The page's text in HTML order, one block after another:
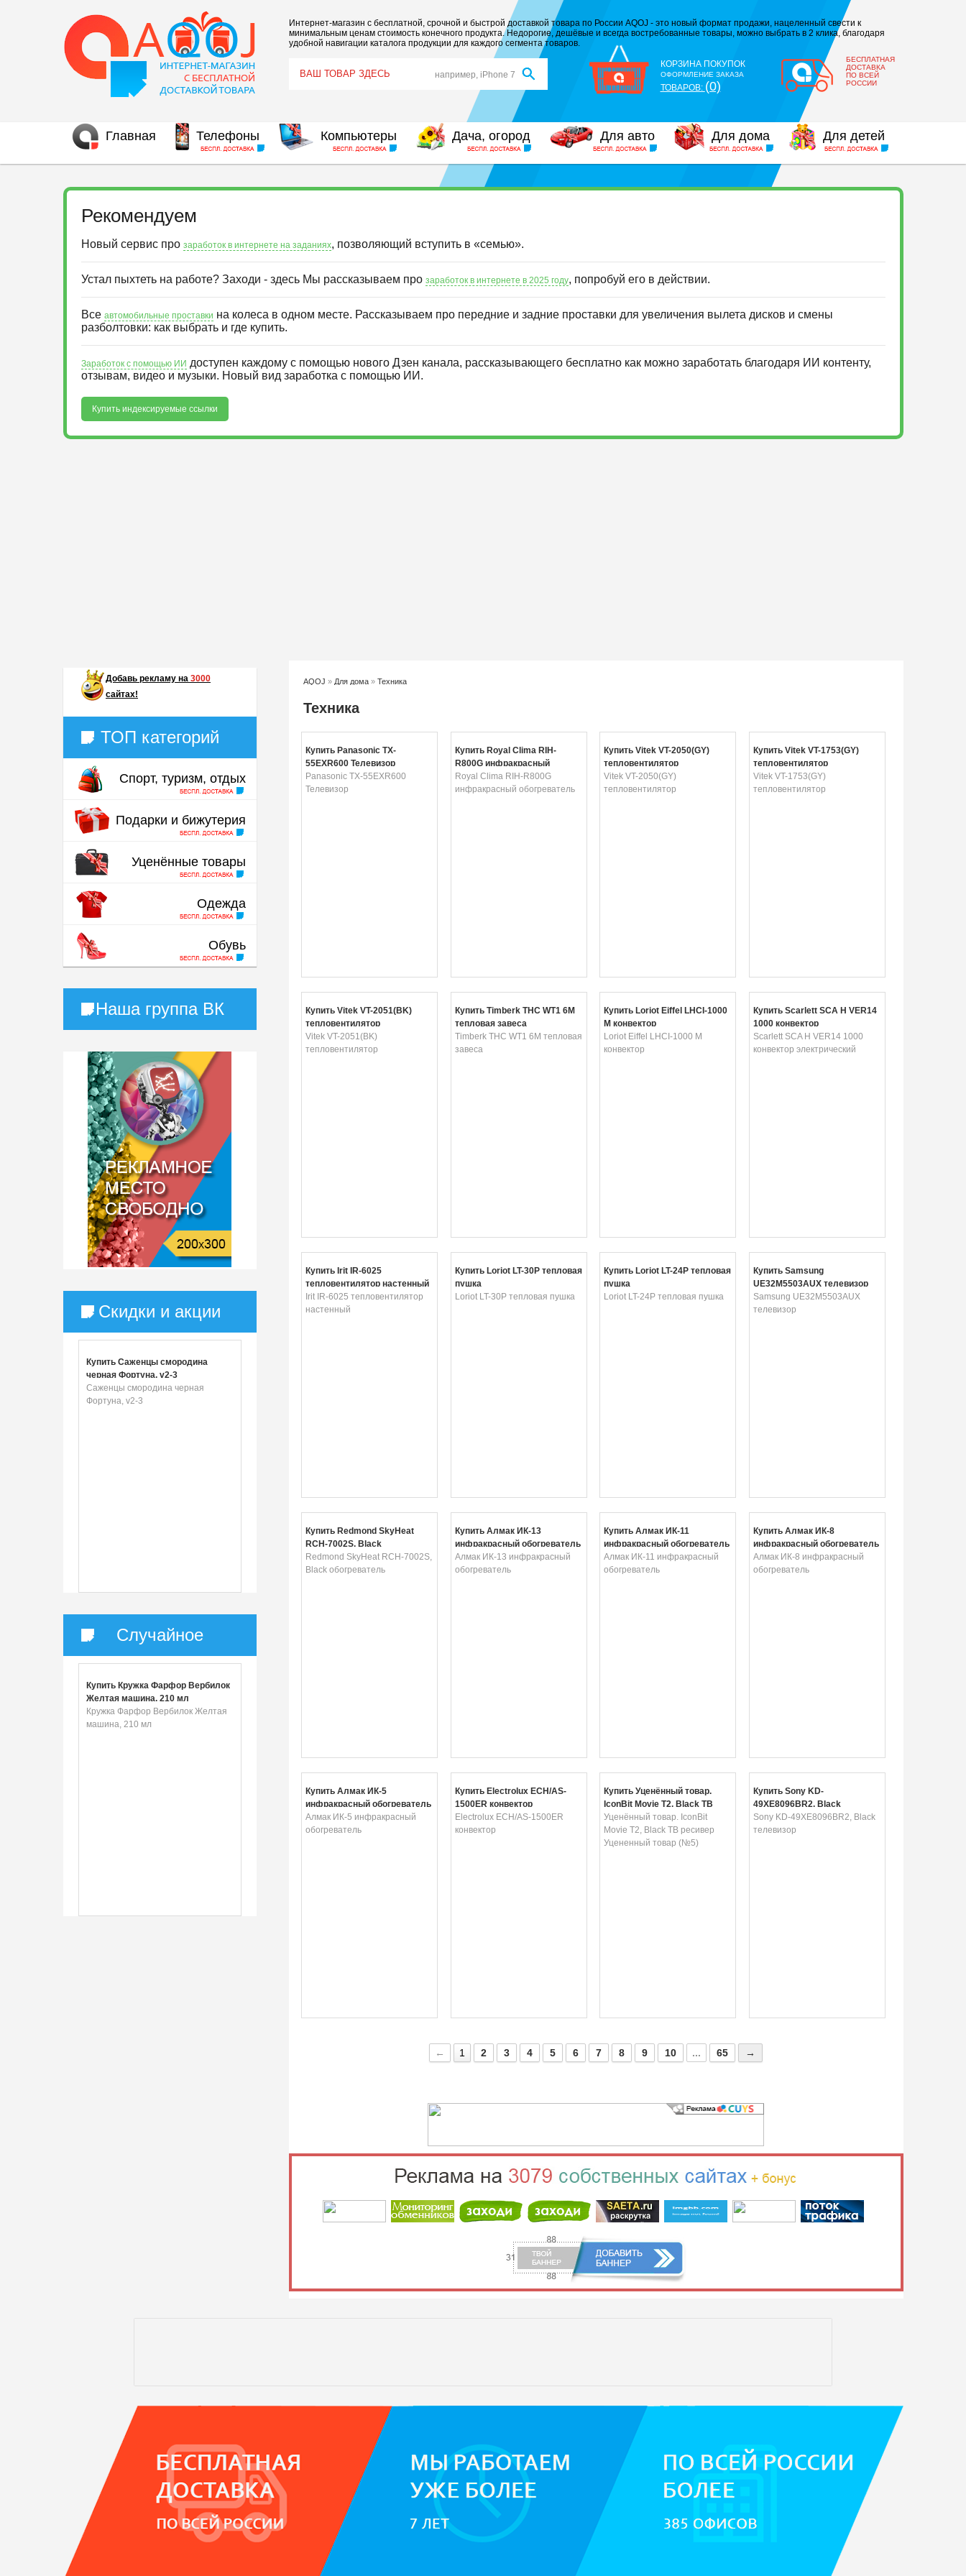
Интернет-магазин с бесплатной, срочной и быстрой доставкой товара по России AQOJ - это новый формат продажи, нацеленный свести к
минимальным ценам стоимость конечного продукта. Недорогие, дешёвые и всегда востребованные товары, можно выбрать в 2 клика, благодаря
удобной навигации каталога продукции для каждого сегмента товаров.
например, iPhone 7
КОРЗИНА ПОКУПОК
ОФОРМЛЕНИЕ ЗАКАЗА
ТОВАРОВ: (0)
БЕСПЛАТНАЯ
ДОСТАВКА
ПО ВСЕЙ
РОССИИ
Главная Телефоны Компьютеры Дача, огород Для авто Для дома Для детей
Рекомендуем
Новый сервис про заработок в интернете на заданиях, позволяющий вступить в «семью».
Устал пыхтеть на работе? Заходи - здесь Мы рассказываем про заработок в интернете в 2025 году, попробуй его в действии.
Все автомобильные проставки на колеса в одном месте. Рассказываем про передние и задние проставки для увеличения вылета дисков и смены
разболтовки: как выбрать и где купить.
Заработок с помощью ИИ доступен каждому с помощью нового Дзен канала, рассказывающего бесплатно как можно заработать благодаря ИИ контенту,
отзывам, видео и музыки. Новый вид заработка с помощью ИИ.
Купить индексируемые ссылки
Добавь рекламу на 3000
сайтах!
ТОП категорий
Спорт, туризм, отдых
Подарки и бижутерия
Уценённые товары
Одежда
Обувь
Наша группа ВК
Скидки и акции
Купить Саженцы смородина
черная Фортуна, v2-3
Саженцы смородина черная
Фортуна, v2-3
Случайное
Купить Кружка Фарфор Вербилок
Желтая машина, 210 мл
Кружка Фарфор Вербилок Желтая
машина, 210 мл
AQOJ » Для дома» Техника
Техника
Купить Panasonic TX-
55EXR600 Телевизор
Panasonic TX-55EXR600
Телевизор
Купить Royal Clima RIH-
R800G инфракрасный
обогреватель
Royal Clima RIH-R800G
инфракрасный обогреватель
Купить Vitek VT-2050(GY)
тепловентилятор
Vitek VT-2050(GY)
тепловентилятор
Купить Vitek VT-1753(GY)
тепловентилятор
Vitek VT-1753(GY)
тепловентилятор
Купить Vitek VT-2051(BK)
тепловентилятор
Vitek VT-2051(BK)
тепловентилятор
Купить Timberk THC WT1 6M
тепловая завеса
Timberk THC WT1 6M тепловая
завеса
Купить Loriot Eiffel LHCI-1000
M конвектор
Loriot Eiffel LHCI-1000 M
конвектор
Купить Scarlett SCA H VER14
1000 конвектор
электрический
Scarlett SCA H VER14 1000
конвектор электрический
Купить Irit IR-6025
тепловентилятор настенный
Irit IR-6025 тепловентилятор
настенный
Купить Loriot LT-30P тепловая
пушка
Loriot LT-30P тепловая пушка
Купить Loriot LT-24P тепловая
пушка
Loriot LT-24P тепловая пушка
Купить Samsung
UE32M5503AUX телевизор
Samsung UE32M5503AUX
телевизор
Купить Redmond SkyHeat
RCH-7002S, Black
обогреватель
Redmond SkyHeat RCH-7002S,
Black обогреватель
Купить Алмак ИК-13
инфракрасный обогреватель
Алмак ИК-13 инфракрасный
обогреватель
Купить Алмак ИК-11
инфракрасный обогреватель
Алмак ИК-11 инфракрасный
обогреватель
Купить Алмак ИК-8
инфракрасный обогреватель
Алмак ИК-8 инфракрасный
обогреватель
Купить Алмак ИК-5
инфракрасный обогреватель
Алмак ИК-5 инфракрасный
обогреватель
Купить Electrolux ECH/AS-
1500ER конвектор
Electrolux ECH/AS-1500ER
конвектор
Купить Уценённый товар.
IconBit Movie T2, Black ТВ
ресивер Уцененный товар
(№5)
Уценённый товар. IconBit
Movie T2, Black ТВ ресивер
Уцененный товар (№5)
Купить Sony KD-
49XE8096BR2, Black
телевизор
Sony KD-49XE8096BR2, Black
телевизор
← 1 2 3 4 5 6 7 8 9 10 ... 65 →